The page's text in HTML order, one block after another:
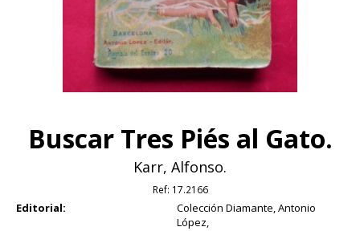
Buscar Tres Piés al Gato.
Karr, Alfonso.
Ref: 17.2166
Editorial:
Colección Diamante, Antonio
López,